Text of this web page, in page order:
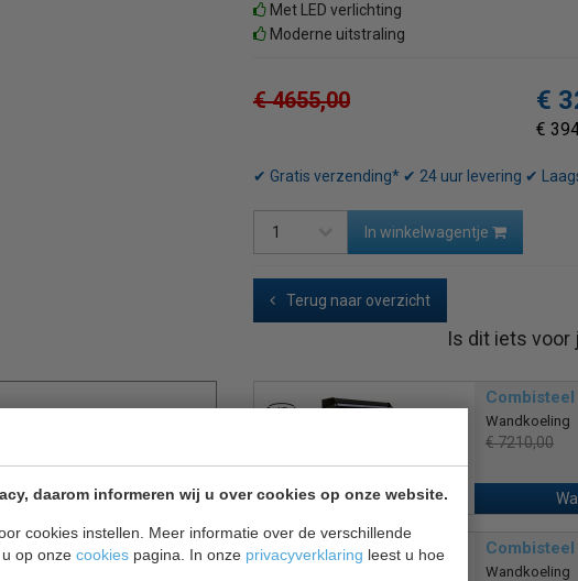
daarom informeren wij u over cookies op onze website.
cookies instellen. Meer informatie over de verschillende
op onze cookies pagina. In onze privacyverklaring leest u hoe
Met LED verlichting
Moderne uitstraling
€ 4655,00 €
€
✔ Gratis verzending* ✔ 24 uur levering ✔
In winkelwagentje
Terug naar overzicht
maaltijden, ijsjes,
of horeca bedrijven.
Is dit iets voor
Wandkoeling
€ 7210,00
Wandkoeling